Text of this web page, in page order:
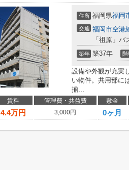
住所 福岡県福岡
交通 福岡市空港
「祖原」
築年 築37年 階
設備や外観が充実
い物件。共用部に
揃...
賃料 管理費・共益費 敷金
4.4万円 3,000円 0ヶ月